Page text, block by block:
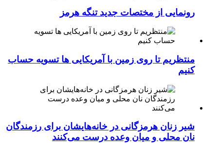
رونمایی از مختصات جدید تنگه هرمز
منتظریم تا روی زمین با آمریکایی ها تسویه حساب
کنیم
شیر زنان هرمزگانی در خانه‌هایشان برای رزمندگان
نان محلی و میان وعده درست می‌کنند